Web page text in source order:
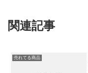
関連記事
売れてる商品